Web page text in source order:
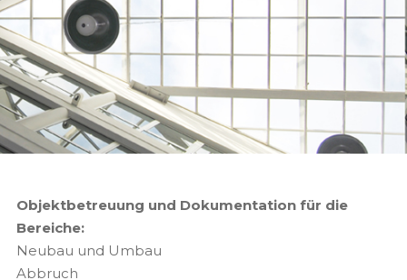
Objektbetreuung und Dokumentation für die
Bereiche:
Neubau und Umbau
Abbruch